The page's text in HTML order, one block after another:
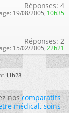
Réponses: 4
19/08/2005, 10h35
Réponses: 2
15/02/2005, 22h21
11h28.
noscomparatifs
médical,soins